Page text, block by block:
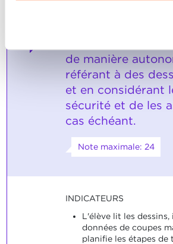
Charte d’usage des cookieset notre
de manière
référant à des
et en considérant
sécurité et de les
cas échéant.
Note maximale: 24
INDICATEURS
L'élève lit les
données de coupes
planifie les étapes de